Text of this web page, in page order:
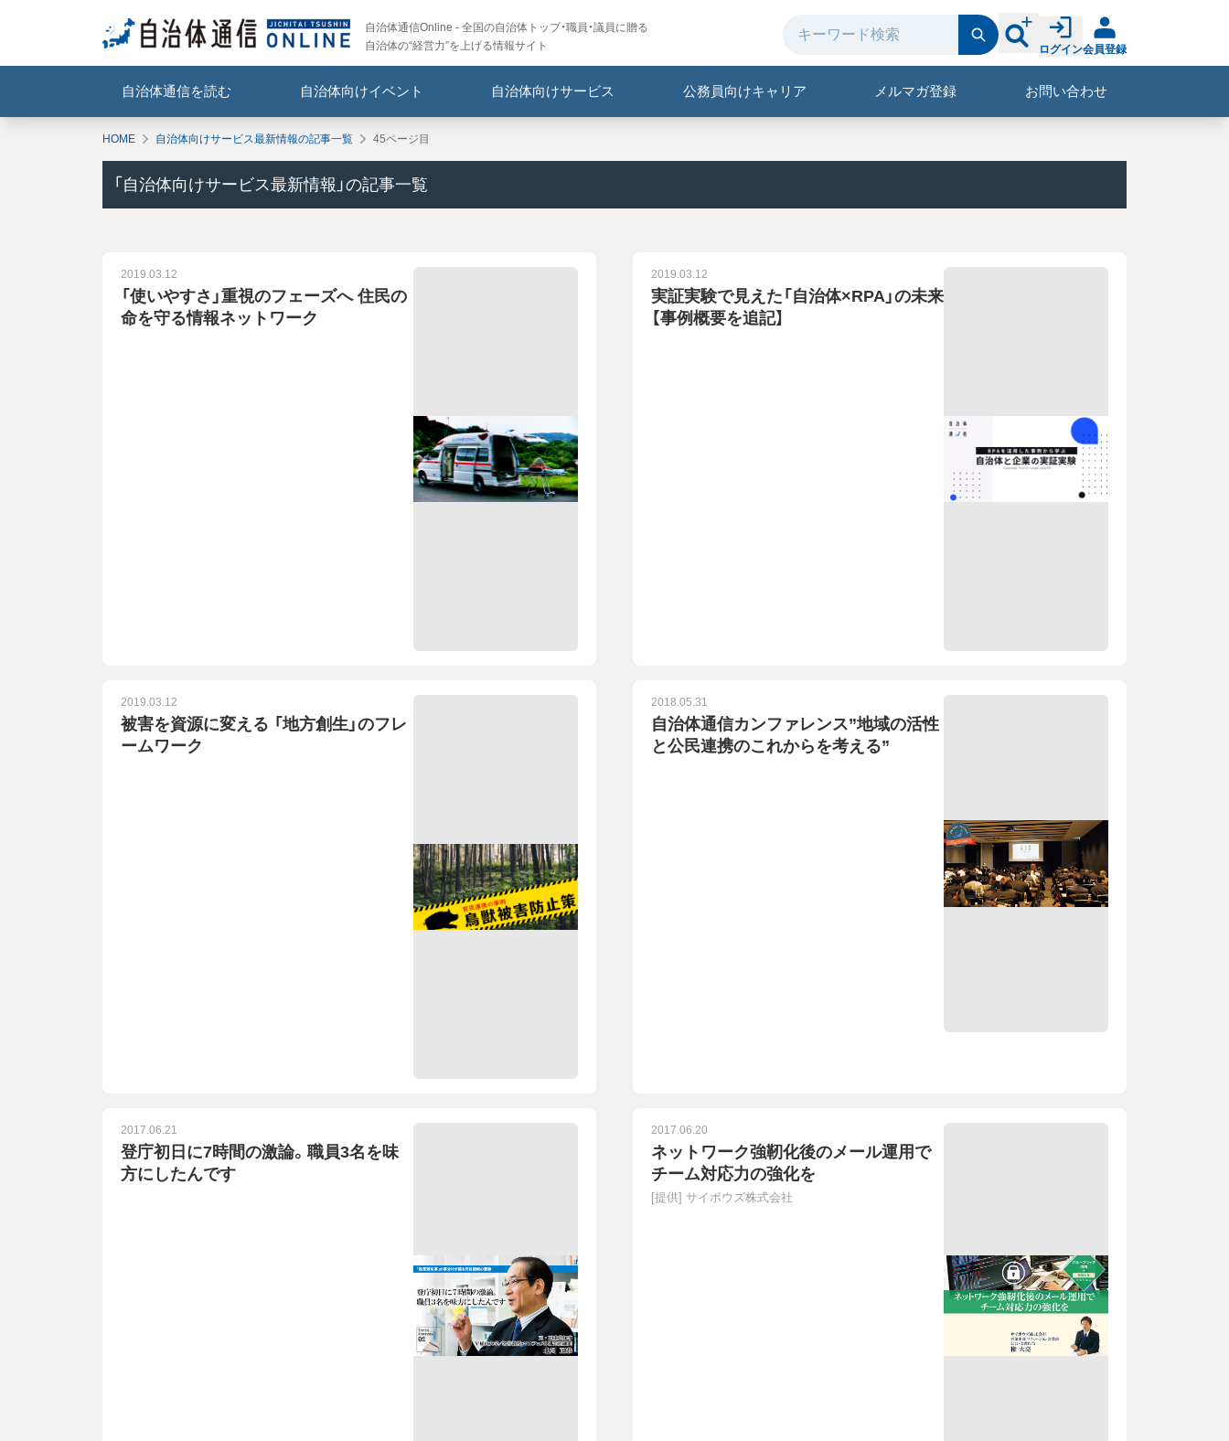
自治体通信Online - 全国の自治体トップ・職員・議員に贈る
自治体の“経営力”を上げる情報サイト
ログイン会員登録
自治体通信を読む 自治体向けイベント 自治体向けサービス 公務員向けキャリア メルマガ登録 お問い合わせ
HOME 自治体向けサービス最新情報の記事一覧 45ページ目
「 自治体向けサービス最新情報 」の記事一覧
2019.03.12
「使いやすさ」重視のフェーズへ 住民の
命を守る情報ネットワーク
2019.03.12
実証実験で見えた「自治体×RPA」の未来
【事例概要を追記】
2019.03.12
被害を資源に変える 「地方創生」のフレ
ームワーク
2018.05.31
自治体通信カンファレンス”地域の活性
と公民連携のこれからを考える”
2017.06.21
登庁初日に7時間の激論。職員3名を味
方にしたんです
2017.06.20
ネットワーク強靭化後のメール運用で
チーム対応力の強化を
[提供] サイボウズ株式会社